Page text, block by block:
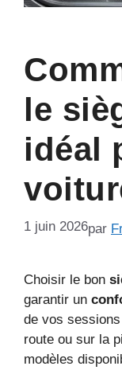
le
idéal
1 juin 2026par
Choisir le bon
garantir un
de vos
route ou sur la
modèles